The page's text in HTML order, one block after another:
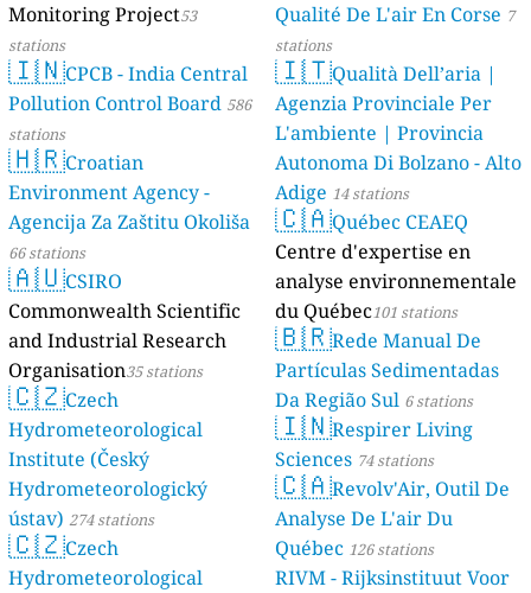
Monitoring Project53
stations
🇮🇳CPCB - India Central
Pollution Control Board 586
stations
🇭🇷Croatian
Environment Agency -
Agencija Za Zaštitu Okoliša
66 stations
🇦🇺CSIRO
Commonwealth Scientific
and Industrial Research
Organisation35 stations
🇨🇿Czech
Hydrometeorological
Institute (Český
Hydrometeorologický
ústav) 274 stations
🇨🇿Czech
Hydrometeorological
Qualité De L'air En Corse 7
stations
🇮🇹Qualità Dell’aria |
Agenzia Provinciale Per
L'ambiente | Provincia
Autonoma Di Bolzano - Alto
Adige 14 stations
🇨🇦Québec CEAEQ
Centre d'expertise en
analyse environnementale
du Québec101 stations
🇧🇷Rede Manual De
Partículas Sedimentadas
Da Região Sul 6 stations
🇮🇳Respirer Living
Sciences 74 stations
🇨🇦Revolv'Air, Outil De
Analyse De L'air Du
Québec 126 stations
RIVM - Rijksinstituut Voor